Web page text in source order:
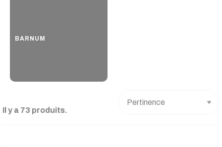
BARNUM
Il y a 73 produits.